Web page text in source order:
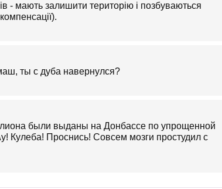
- мають залишити територію і позбуваються
ты с дуба навернулся?
были выданы на Донбассе по упрощенной
Кулеба! Проснись! Совсем мозги простудил с